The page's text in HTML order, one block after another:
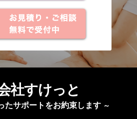
社すけっと
たサポートをお約束します ～